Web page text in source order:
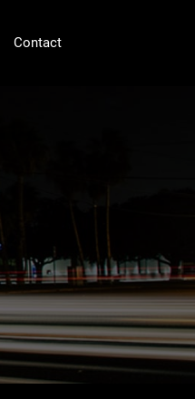
Contact